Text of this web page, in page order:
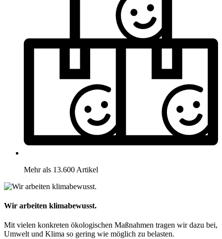
Mehr als 13.600 Artikel
Wir arbeiten klimabewusst.
Mit vielen konkreten ökologischen Maßnahmen tragen wir dazu bei,
Umwelt und Klima so gering wie möglich zu belasten.